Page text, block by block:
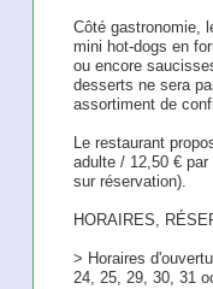
Côté gastronomie,
mini hot-dogs en
ou encore
desserts ne sera
assortiment de
Le restaurant
adulte / 12,50 €
sur réservation).
HORAIRES,
> Horaires
24, 25, 29, 30, 31